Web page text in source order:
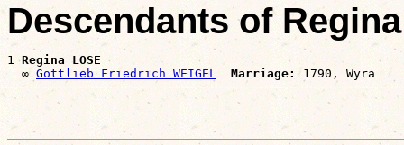
Descendants of
1 Regina LOSE
  ∞
Gottlieb Friedrich WEIGEL Marriage: